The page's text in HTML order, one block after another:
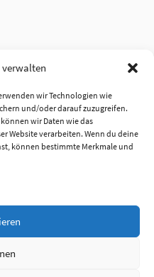
wir Technologien wie
und/oder darauf zuzugreifen.
wir Daten wie das
Website verarbeiten. Wenn du deine
können bestimmte Merkmale und